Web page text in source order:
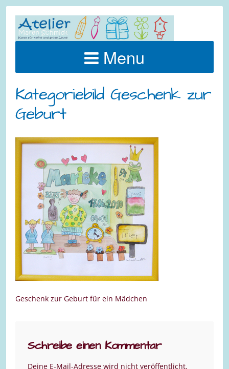
Menu
Kategoriebild Geschenk zur
Geburt
Geschenk zur Geburt für ein Mädchen
Schreibe einen Kommentar
Deine E-Mail-Adresse wird nicht veröffentlicht.